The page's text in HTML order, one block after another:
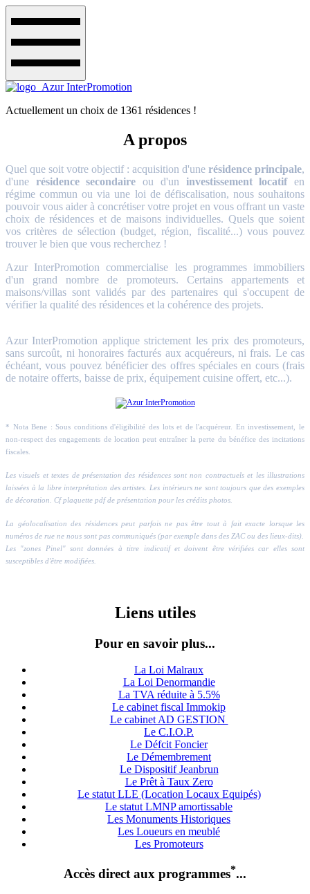
Actuellement un choix de 1361 résidences !
A propos
Quel que soit votre objectif : acquisition d'une résidence principale,
d'une résidence secondaire ou d'un investissement locatifen
régime commun ou via une loi de défiscalisation, nous souhaitons
pouvoir vous aider à concrétiser votre projet en vous offrant un vaste
choix de résidences et de maisons individuelles. Quels que soient
vos critères de sélection (budget, région, fiscalité...) vous pouvez
trouver le bien que vous recherchez !
Azur InterPromotion commercialise les programmes immobiliers
d'un grand nombre de promoteurs. Certains appartements et
maisons/villas sont validés par des partenaires qui s'occupent de
vérifier la qualité des résidences et la cohérence des projets.
Azur InterPromotion applique strictement les prix des promoteurs,
sans surcoût, ni honoraires facturés aux acquéreurs, ni frais. Le cas
échéant, vous pouvez bénéficier des offres spéciales en cours (frais
de notaire offerts, baisse de prix, équipement cuisine offert, etc...).
* Nota Bene : Sous conditions d'éligibilité des lots et de l'acquéreur. En investissement, le
non-respect des engagements de location peut entraîner la perte du bénéfice des incitations
fiscales.
Les visuels et textes de présentation des résidences sont non contractuels et les illustrations
laissées à la libre interprétation des artistes. Les intérieurs ne sont toujours que des exemples
de décoration. Cf plaquette pdf de présentation pour les crédits photos.
La géolocalisation des résidences peut parfois ne pas être tout à fait exacte lorsque les
numéros de rue ne nous sont pas communiqués (par exemple dans des ZAC ou des lieux-dits).
Les "zones Pinel" sont données à titre indicatif et doivent être vérifiées car elles sont
susceptibles d'être modifiées.
Liens utiles
Pour en savoir plus...
La Loi Malraux
La Loi Denormandie
La TVA réduite à 5.5%
Le cabinet fiscal Immokip
Le cabinet AD GESTION
Le C.I.O.P.
Le Défcit Foncier
Le Démembrement
Le Dispositif Jeanbrun
Le Prêt à Taux Zero
Le statut LLE (Location Locaux Equipés)
Le statut LMNP amortissable
Les Monuments Historiques
Les Loueurs en meublé
Les Promoteurs
Accès direct aux programmes*...